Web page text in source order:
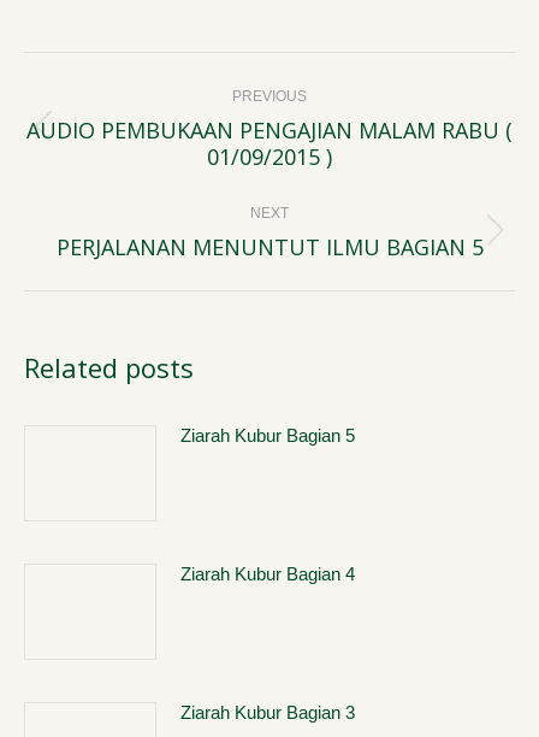
navigation PREVIOUS
Previous
AUDIO PEMBUKAAN PENGAJIAN MALAM RABU (
01/09/2015 )
NEXT
Next
PERJALANAN MENUNTUT ILMU BAGIAN 5
Related posts
Ziarah Kubur Bagian 5
Ziarah Kubur Bagian 4
Ziarah Kubur Bagian 3